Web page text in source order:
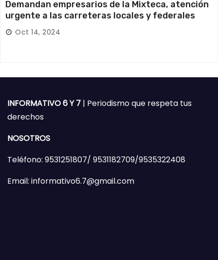
Demandan empresarios de la Mixteca, atención
urgente a las carreteras locales y federales
Oct 14, 2024
INFORMATIVO 6 Y 7 | Periodismo que respeta tus
derechos
NOSOTROS
Teléfono: 9531251807/ 9531182709/9535322408
Email: informativo6.7@gmail.com